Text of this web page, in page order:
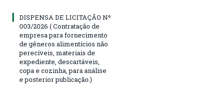
DISPENSA DE LICITAÇÃO Nº
003/2026 ( Contratação de
empresa para fornecimento
de gêneros alimentícios não
perecíveis, materiais de
expediente, descartáveis,
copa e cozinha, para análise
e posterior publicação.)